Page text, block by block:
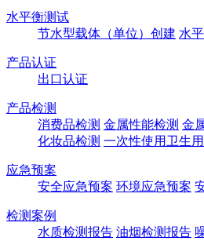
水平衡测试
节水型载体（单位）创建 水
产品认证
出口认证
产品检测
消费品检测 金属性能检测 金
化妆品检测 一次性使用卫生
应急预案
安全应急预案 环境应急预案
检测案例
水质检测报告 油烟检测报告